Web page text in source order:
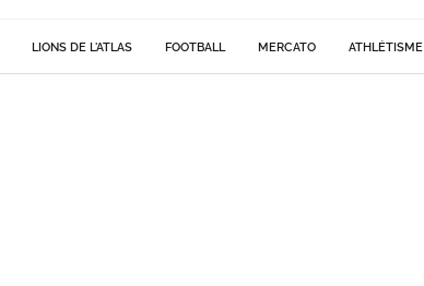
LIONS DE L'ATLAS FOOTBALL MERCATO ATHLÉTISME